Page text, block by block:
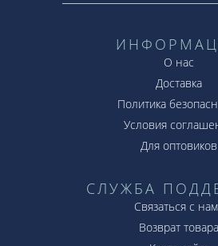
О нас
Доставка
Политика
Условия
Для оптовиков
СЛУЖБА
Связаться с
Возврат товара